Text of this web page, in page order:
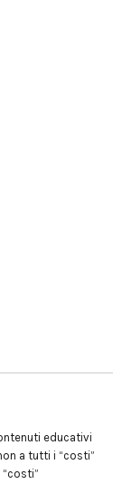
educativi
a tutti i “costi”